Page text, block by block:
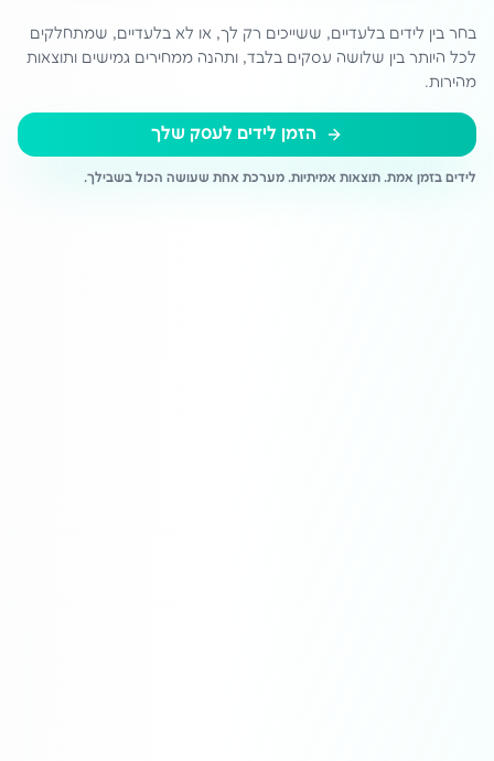
בחר בין לידים בלעדיים, ששייכים רק לך, או לא בלעדיים, שמתחלקים
לכל היותר בין שלושה עסקים בלבד, ותהנה ממחירים גמישים ותוצאות
מהירות.
הזמן לידים לעסק שלך
לידים בזמן אמת. תוצאות אמיתיות. מערכת אחת שעושה הכול בשבילך.